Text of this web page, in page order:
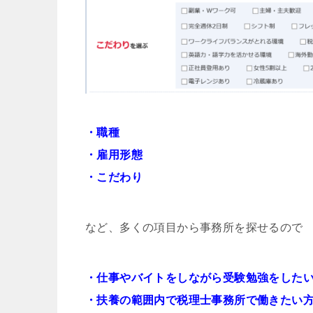
・職種
・雇用形態
・こだわり
など、多くの項目から事務所を探せるので
・仕事やバイトをしながら受験勉強をした
・扶養の範囲内で税理士事務所で働きたい